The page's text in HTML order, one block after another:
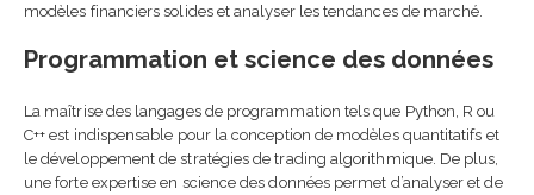
modèles financiers solides et analyser les tendances de marché.
Programmation et science des données
La maîtrise des langages de programmation tels que Python, R ou
C++ est indispensable pour la conception de modèles quantitatifs et
le développement de stratégies de trading algorithmique. De plus,
une forte expertise en science des données permet d’analyser et de